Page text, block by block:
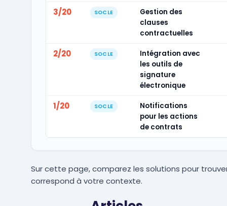
3/20 SOCLE
Gestion des
clauses
contractuelles
2/20 SOCLE
Intégration avec
les outils de
signature
électronique
1/20 SOCLE
Notifications
pour les actions
de contrats
Sur cette page, comparez les solutions pour
correspond à votre contexte.